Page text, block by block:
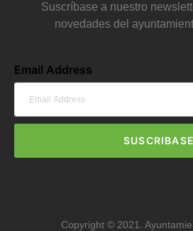
Suscríbase a nuestro
novedades del
Email Address
SUSCRIBASE
Copyright © 2021.